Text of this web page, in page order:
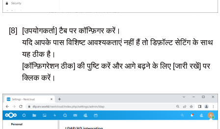
[8]
[उपयोगकर्ता] टैब पर कॉन्फ़िगर करें।
यदि आपके पास विशिष्ट आवश्यकताएं नहीं हैं तो डिफ़ॉल्ट सेटिंग के साथ
यह ठीक है।
[कॉन्फ़िगरेशन ठीक] की पुष्टि करें और आगे बढ़ने के लिए [जारी रखें] पर
क्लिक करें।